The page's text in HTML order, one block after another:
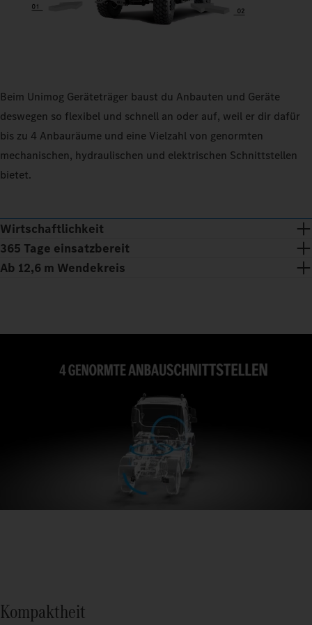
Beim Unimog Geräteträger baust du Anbauten und Geräte
deswegen so flexibel und schnell an oder auf, weil er dir dafür
bis zu 4 Anbauräume und eine Vielzahl von genormten
mechanischen, hydraulischen und elektrischen Schnittstellen
bietet.
Wirtschaftlichkeit
Mit deinem Unimog Geräteträger bist du kraftstoffeffizient
unterwegs und erreichst eine hohe Auslastung, weil du ihn so
vielseitig nutzen kannst. Dank langer Wartungsintervalle von
365 Tage einsatzbereit
Der Unimog Geräteträger bringt so viele Möglichkeiten mit,
eingesetzt zu werden, dass du ihn jeden Tag im Jahr auf die
Ab 12,6 m Wendekreis
Mit der Allradlenkung ermöglicht es dir der Unimog
Kompaktheit